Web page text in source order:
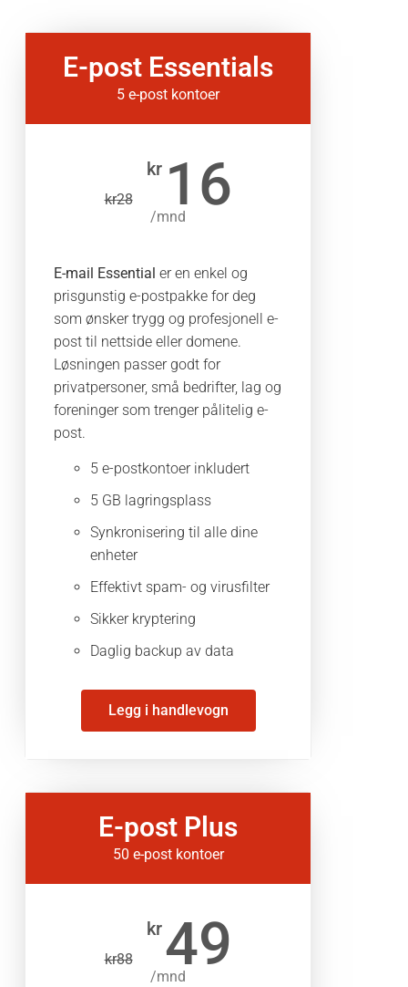
E-post Essentials
5 e-post kontoer
kr28
kr 16
/mnd
E-mail Essential er en enkel og
prisgunstig e-postpakke for deg
som ønsker trygg og profesjonell e-
post til nettside eller domene.
Løsningen passer godt for
privatpersoner, små bedrifter, lag og
foreninger som trenger pålitelig e-
post.
5 e-postkontoer inkludert
5 GB lagringsplass
Synkronisering til alle dine
enheter
Effektivt spam- og virusfilter
Sikker kryptering
Daglig backup av data
Legg i handlevogn
E-post Plus
50 e-post kontoer
kr88
kr49
/mnd